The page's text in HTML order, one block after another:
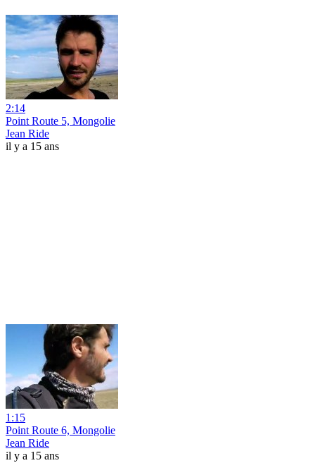
2:14
Point Route 5, Mongolie
Jean Ride
il y a 15 ans
1:15
Point Route 6, Mongolie
Jean Ride
il y a 15 ans